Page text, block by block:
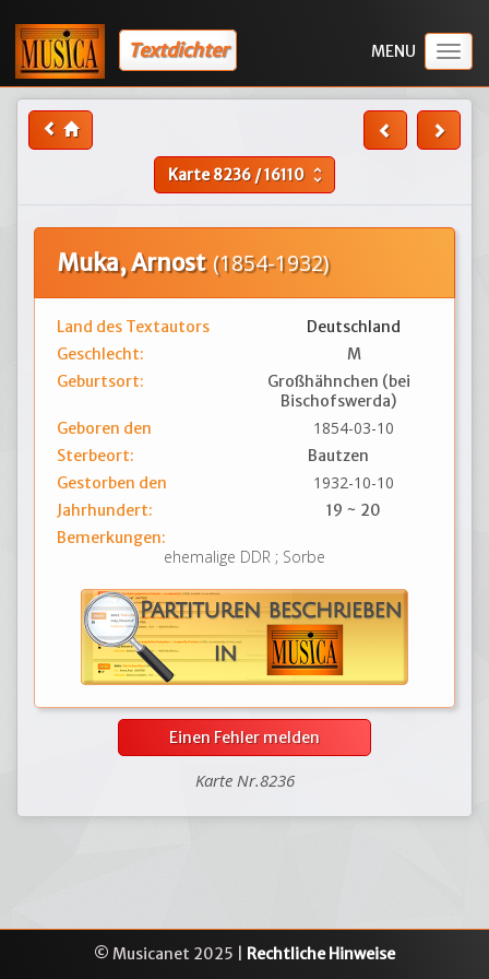
Textdichter
Karte8236/16110 unfold_more
Muka, Arnost (1854-1932)
Land des Textautors
Deutschland
Geschlecht:
M
Geburtsort:
Großhähnchen (bei
Bischofswerda)
Geboren den
1854-03-10
Sterbeort:
Bautzen
Gestorben den
1932-10-10
Jahrhundert:
19 ~ 20
Bemerkungen:
ehemalige DDR ; Sorbe
Einen Fehler melden
Karte Nr.8236
© Musicanet 2025 | Rechtliche Hinweise